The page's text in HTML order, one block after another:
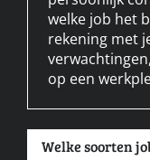
welke job het
rekening met
op een
Welke soorten